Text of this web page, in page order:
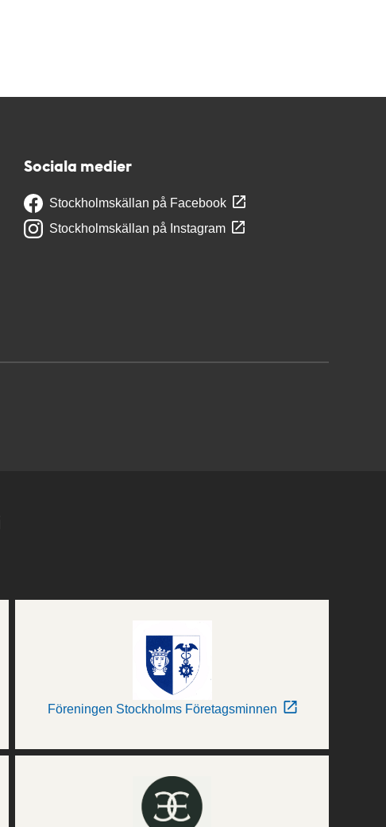
Sociala medier
Stockholmskällan på Facebook
Stockholmskällan på Instagram
Föreningen Stockholms Företagsminnen